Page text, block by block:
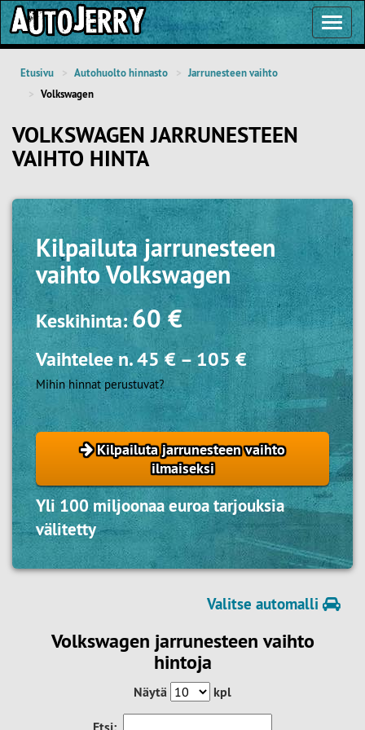
Etusivu Autohuolto hinnasto
Jarrunesteen vaihto
Volkswagen
VOLKSWAGEN JARRUNESTEEN
VAIHTO HINTA
Kilpailutajarrunesteen
vaihto Volkswagen
Keskihinta:60 €
Vaihtelee n.45 €– 105 €
Mihin hinnat perustuvat?
Kilpailuta jarrunesteen vaihto
ilmaiseksi
Yli 100 miljoonaa euroa tarjouksia
välitetty
Valitse automalli
Volkswagen jarrunesteen vaihto
hintoja
Näytä kpl